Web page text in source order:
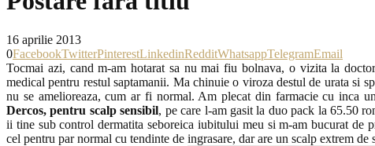
16 aprilie 2013
0FacebookTwitterPinterestLinkedinRedditWhatsappTelegramEmail
Tocmai azi, cand m-am hotarat sa nu mai fiu bolnava, o vizita la
medical pentru restul saptamanii. Ma chinuie o viroza destul de urata si
nu se amelioreaza, cum ar fi normal. Am plecat din farmacie cu inca
Dercos, pentru scalp sensibil, pe care l-am gasit la duo pack la 65.50
ii tine sub control dermatita seboreica iubitului meu si m-am bucurat de
cel pentru par normal cu tendinte de ingrasare, dar are un scalp extrem